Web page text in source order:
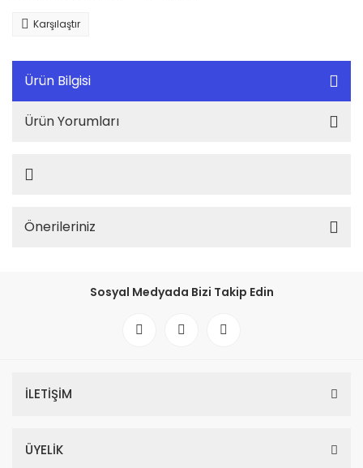
Karşılaştır
Ürün Bilgisi
Ürün Yorumları
Önerileriniz
Sosyal Medyada Bizi Takip Edin
İLETİŞİM
ÜYELİK